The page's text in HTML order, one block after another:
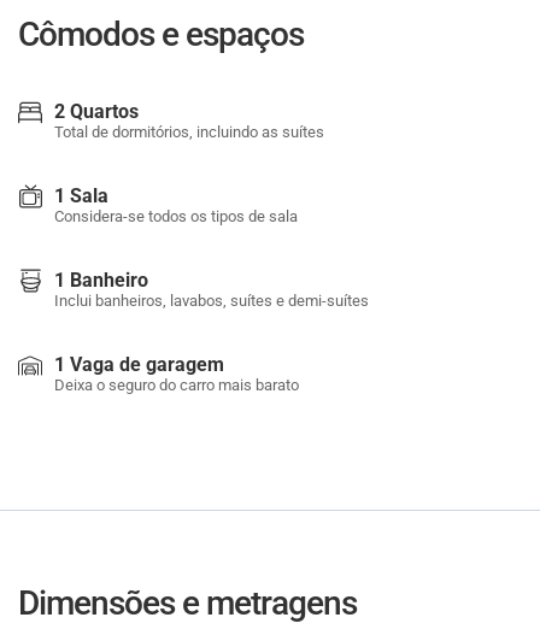
Cômodos e espaços
2 Quartos
Total de dormitórios, incluindo as suítes
1 Sala
Considera-se todos os tipos de sala
1 Banheiro
Inclui banheiros, lavabos, suítes e demi-suítes
1 Vaga de garagem
Deixa o seguro do carro mais barato
Dimensões e metragens